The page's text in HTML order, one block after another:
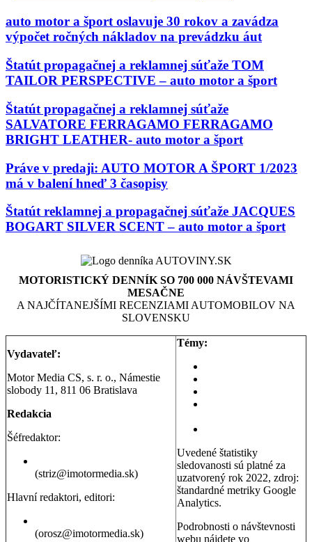
auto motor a šport oslavuje 30 rokov a zavádza
výpočet ročných nákladov na prevádzku áut
Štatút propagačnej a reklamnej súťaže TOM
TAILOR PERSPECTIVE – auto motor a šport
Štatút propagačnej a reklamnej súťaže
SALVATORE FERRAGAMO FERRAGAMO
BRIGHT LEATHER- auto motor a šport
Práve v predaji: AUTO MOTOR A ŠPORT 1/2023
má v balení hneď 3 časopisy
Štatút reklamnej a propagačnej súťaže JACQUES
BOGART SILVER SCENT – auto motor a šport
MOTORISTICKÝ DENNÍK SO 700 000 NÁVŠTEVAMI
MESAČNE
A NAJČÍTANEJŠÍMI RECENZIAMI AUTOMOBILOV NA
SLOVENSKU
Vydavateľ:
Motor Media CS, s. r. o., Námestie
slobody 11, 811 06 Bratislava
Redakcia
Šéfredaktor:
(striz@imotormedia.sk)
Hlavní redaktori, editori:
(orosz@imotormedia.sk)
Témy:
Uvedené štatistiky
sledovanosti sú platné za
uzatvorený rok 2022, zdroj:
štandardné metriky Google
Analytics.
Podrobnosti o návštevnosti
webu nájdete vo